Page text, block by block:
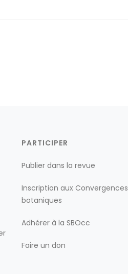
PARTICIPER
Publier dans la revue
Inscription aux Convergences
botaniques
Adhérer à la SBOcc
Faire un don